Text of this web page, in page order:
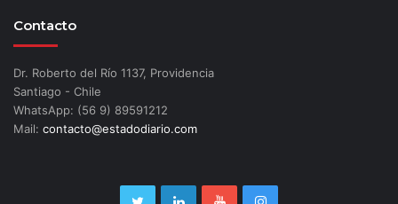
Contacto
Dr. Roberto del Río 1137, Providencia
Santiago - Chile
WhatsApp: (56 9) 89591212
Mail: contacto@estadodiario.com